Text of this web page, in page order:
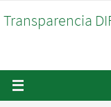
alTransparencia